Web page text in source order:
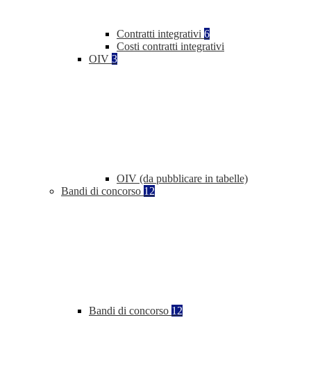
Contratti integrativi 6
Costi contratti integrativi
OIV 3
OIV (da pubblicare in tabelle)
Bandi di concorso 12
Bandi di concorso 12